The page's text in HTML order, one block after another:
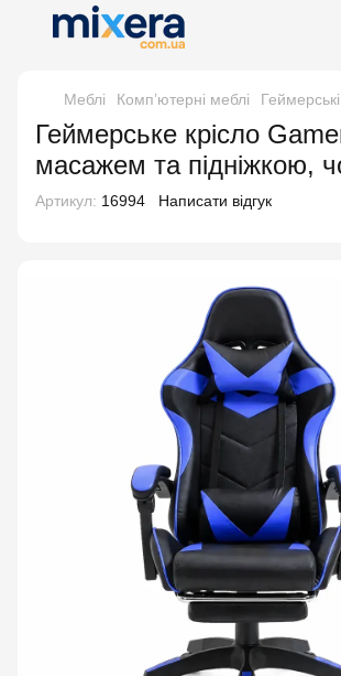
Меблі Комп’ютерні меблі
Геймерське крісло
масажем та підніжкою,
Артикул: 16994 Написати відгук